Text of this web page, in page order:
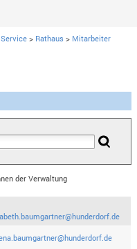
> Rathaus > Mitarbeiter
der Verwaltung